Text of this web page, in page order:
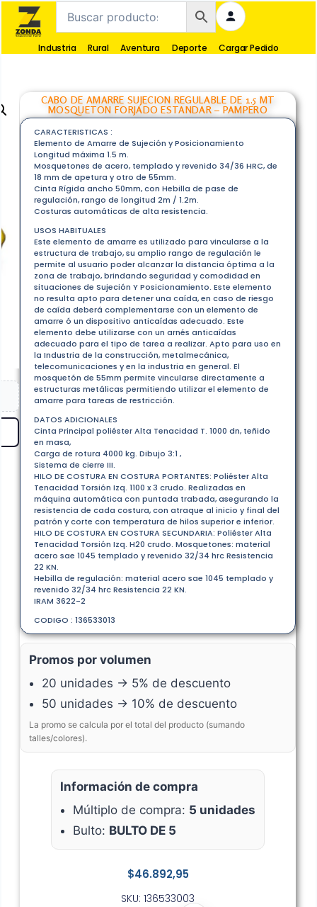
Industria Rural Aventura Deporte Cargar Pedido
CABO DE AMARRE SUJECION REGULABLE DE 1.5 MT
MOSQUETON FORJADO ESTANDAR – PAMPERO
$46.892,95
CARACTERISTICAS :
Elemento de Amarre de Sujeción y Posicionamiento
Longitud máxima 1.5 m.
Mosquetones de acero, templado y revenido 34/36 HRC, de
18 mm de apetura y otro de 55mm.
Cinta Rígida ancho 50mm, con Hebilla de pase de
regulación, rango de longitud 2m / 1.2m.
Costuras automáticas de alta resistencia.
USOS HABITUALES
Este elemento de amarre es utilizado para vincularse a la
estructura de trabajo, su amplio rango de regulación le
permite al usuario poder alcanzar la distancia óptima a la
zona de trabajo, brindando seguridad y comodidad en
situaciones de Sujeción Y Posicionamiento. Este elemento
no resulta apto para detener una caída, en caso de riesgo
de caída deberá complementarse con un elemento de
amarre ó un dispositivo anticaídas adecuado. Este
elemento debe utilizarse con un arnés anticaídas
adecuado para el tipo de tarea a realizar. Apto para uso en
la Industria de la construcción, metalmecánica,
telecomunicaciones y en la industria en general. El
mosquetón de 55mm permite vincularse directamente a
estructuras metálicas permitiendo utilizar el elemento de
amarre para tareas de restricción.
DATOS ADICIONALES
Cinta Principal poliéster Alta Tenacidad T. 1000 dn, teñido
en masa,
Carga de rotura 4000 kg. Dibujo 3:1 ,
Sistema de cierre III.
HILO DE COSTURA EN COSTURA PORTANTES: Poliéster Alta
Tenacidad Torsión Izq. 1100 x 3 crudo. Realizadas en
máquina automática con puntada trabada, asegurando la
resistencia de cada costura, con atraque al inicio y final del
patrón y corte con temperatura de hilos superior e inferior.
HILO DE COSTURA EN COSTURA SECUNDARIA: Poliéster Alta
Tenacidad Torsión Izq. H20 crudo. Mosquetones: material
acero sae 1045 templado y revenido 32/34 hrc Resistencia
22 KN.
Hebilla de regulación: material acero sae 1045 templado y
revenido 32/34 hrc Resistencia 22 KN.
IRAM 3622-2
CODIGO : 136533013
SKU: 136533003
Promos por volumen
20 unidades → 5% de descuento
50 unidades → 10% de descuento
La promo se calcula por el total del producto (sumando
talles/colores).
Información de compra
Múltiplo de compra: 5 unidades
Bulto: BULTO DE 5